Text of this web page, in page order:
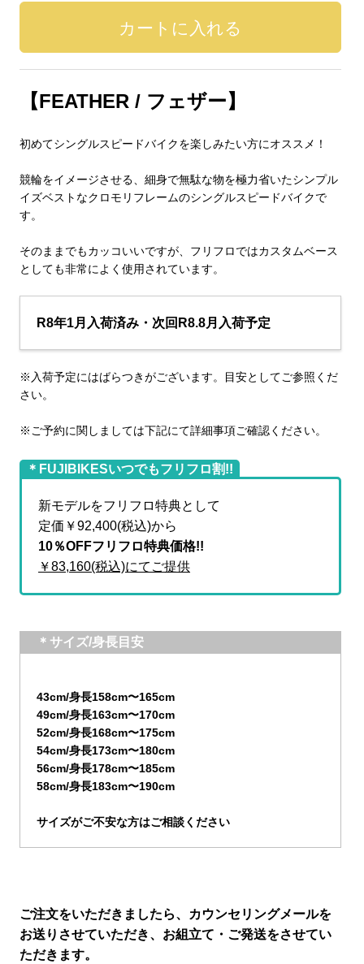
【FEATHER / フェザー】
初めてシングルスピードバイクを楽しみたい方にオススメ！
競輪をイメージさせる、細身で無駄な物を極力省いたシンプル
イズベストなクロモリフレームのシングルスピードバイクで
す。
そのままでもカッコいいですが、フリフロではカスタムベース
としても非常によく使用されています。
R8年1月入荷済み・次回R8.8月入荷予定
※入荷予定にはばらつきがございます。目安としてご参照くだ
さい。
※ご予約に関しましては下記にて詳細事項ご確認ください。
＊FUJIBIKESいつでもフリフロ割!!
新モデルをフリフロ特典として
定価￥92,400(税込)から
10％OFFフリフロ特典価格!!
￥83,160(税込)にてご提供
＊サイズ/身長目安
43cm/身長158cm〜165cm
49cm/身長163cm〜170cm
52cm/身長168cm〜175cm
54cm/身長173cm〜180cm
56cm/身長178cm〜185cm
58cm/身長183cm〜190cm
サイズがご不安な方はご相談ください
ご注文をいただきましたら、カウンセリングメールを
お送りさせていただき、お組立て・ご発送をさせてい
ただきます。